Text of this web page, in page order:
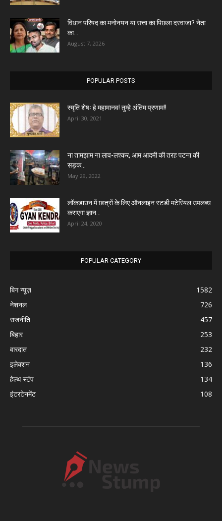
विधान परिषद का मनोनयन या सत्ता का पिछला दरवाजा? नेता
का...
August 7, 2026
POPULAR POSTS
स्मृति शेषः हे महामानव! तुम्हे अंतिम प्रणाम!!
April 30, 2021
ना तामझाम ना लाव-लश्कर, आम आदमी की तरह पटना की
सड़क...
May 29, 2022
लॉकडाउन में छात्रों के लिए ऑनलाइन स्टडी मटेरियल उपलब्ध
कराएगा ज्ञान...
April 24, 2020
POPULAR CATEGORY
बिग न्यूज़
1582
नेशनल
726
राजनीति
457
बिहार
253
वारदात
232
इलेक्शन
136
हेल्थ स्टंप
134
इंटरटेनमेंट
108